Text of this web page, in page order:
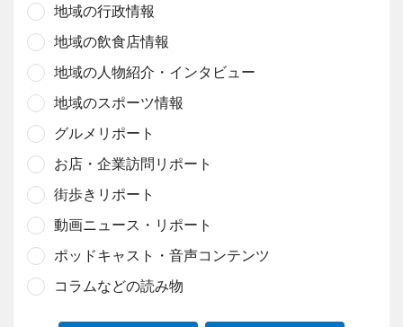
地域の行政情報
地域の飲食店情報
地域の人物紹介・インタビュー
地域のスポーツ情報
グルメリポート
お店・企業訪問リポート
街歩きリポート
動画ニュース・リポート
ポッドキャスト・音声コンテンツ
コラムなどの読み物